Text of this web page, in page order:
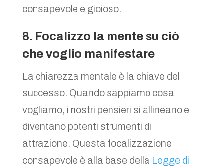
consapevole e gioioso.
8. Focalizzo la mente su ciò
che voglio manifestare
La chiarezza mentale è la chiave del
successo. Quando sappiamo cosa
vogliamo, i nostri pensieri si allineano e
diventano potenti strumenti di
attrazione. Questa focalizzazione
consapevole è alla base della Legge di